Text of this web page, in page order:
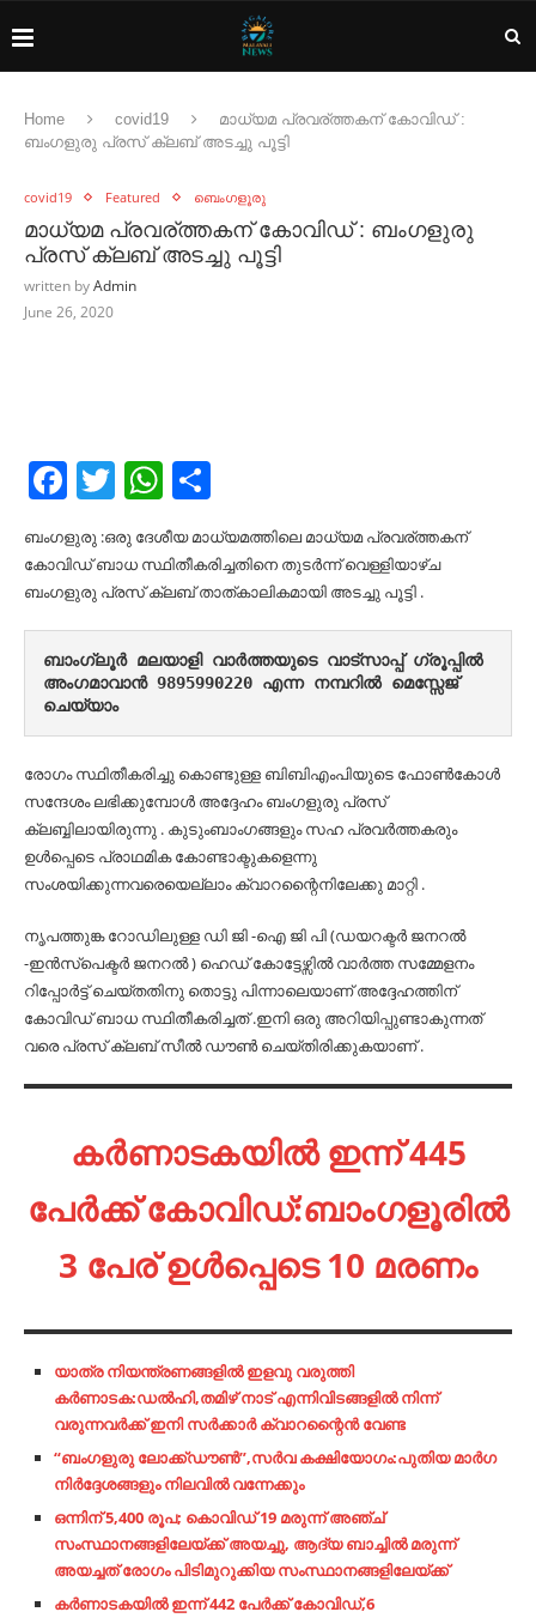
Home covid19
മാധ്യമ പ്രവര്ത്തകന് കോവിഡ് :
ബംഗളുരു പ്രസ് ക്ലബ് അടച്ചു പൂട്ടി
covid19 Featured ബെംഗളൂരു
മാധ്യമ പ്രവര്ത്തകന് കോവിഡ് : ബംഗളുരു
പ്രസ് ക്ലബ് അടച്ചു പൂട്ടി
written byAdmin
June 26, 2020
Facebook
TwitterWhatsApp
ബംഗളുരു :ഒരു ദേശീയ മാധ്യമത്തിലെ മാധ്യമ പ്രവര്ത്തകന്
കോവിഡ് ബാധ സ്ഥിതീകരിച്ചതിനെ തുടർന്ന് വെള്ളിയാഴ്ച
ബംഗളുരു പ്രസ് ക്ലബ് താത്കാലികമായി അടച്ചു പൂട്ടി .
ബാംഗ്ലൂർ മലയാളി വാർത്തയുടെ വാട്സാപ്പ് ഗ്രൂപ്പിൽ
അംഗമാവാൻ 9895990220 എന്ന നമ്പറിൽ മെസ്സേജ്
ചെയ്യാം
രോഗം സ്ഥിതീകരിച്ചു കൊണ്ടുള്ള ബിബിഎംപിയുടെ ഫോൺകോൾ
സന്ദേശം ലഭിക്കുമ്പോൾ അദ്ദേഹം ബംഗളുരു പ്രസ്
ക്ലബ്ബിലായിരുന്നു . കുടുംബാംഗങ്ങളും സഹ പ്രവർത്തകരും
ഉൾപ്പെടെ പ്രാഥമിക കോണ്ടാക്ടുകളെന്നു
സംശയിക്കുന്നവരെയെല്ലാം ക്വാറന്റൈനിലേക്കു മാറ്റി .
നൃപത്തുങ്ക റോഡിലുള്ള ഡി ജി -ഐ ജി പി (ഡയറക്ടർ ജനറൽ
-ഇൻസ്‌പെക്ടർ ജനറൽ ) ഹെഡ് കോട്ടേഴ്സിൽ വാർത്ത സമ്മേളനം
റിപ്പോർട്ട് ചെയ്തതിനു തൊട്ടു പിന്നാലെയാണ് അദ്ദേഹത്തിന്
കോവിഡ് ബാധ സ്ഥിതീകരിച്ചത് .ഇനി ഒരു അറിയിപ്പുണ്ടാകുന്നത്
വരെ പ്രസ് ക്ലബ് സീൽ ഡൗൺ ചെയ്തിരിക്കുകയാണ് .
കർണാടകയിൽ ഇന്ന് 445
പേർക്ക് കോവിഡ്:ബാംഗളൂരിൽ
3 പേര് ഉൾപ്പെടെ 10 മരണം
യാത്ര നിയന്ത്രണങ്ങളിൽ ഇളവു വരുത്തി
കർണാടക:ഡൽഹി,തമിഴ് നാട് എന്നിവിടങ്ങളിൽ നിന്ന്
വരുന്നവർക്ക് ഇനി സർക്കാർ ക്വാറന്റൈൻ വേണ്ട
“ബംഗളുരു ലോക്ക്ഡൗൺ”,സർവ കക്ഷിയോഗം:പുതിയ മാർഗ
നിർദ്ദേശങ്ങളും നിലവിൽ വന്നേക്കും
ഒന്നിന് 5,400 രൂപ; കൊവിഡ് 19 മരുന്ന് അഞ്ച്
സംസ്ഥാനങ്ങളിലേയ്ക്ക് അയച്ചു, ആദ്യ ബാച്ചില്‍ മരുന്ന്
അയച്ചത് രോഗം പിടിമുറുക്കിയ സംസ്ഥാനങ്ങളിലേയ്ക്ക്
കർണാടകയിൽ ഇന്ന് 442 പേർക്ക് കോവിഡ്,6